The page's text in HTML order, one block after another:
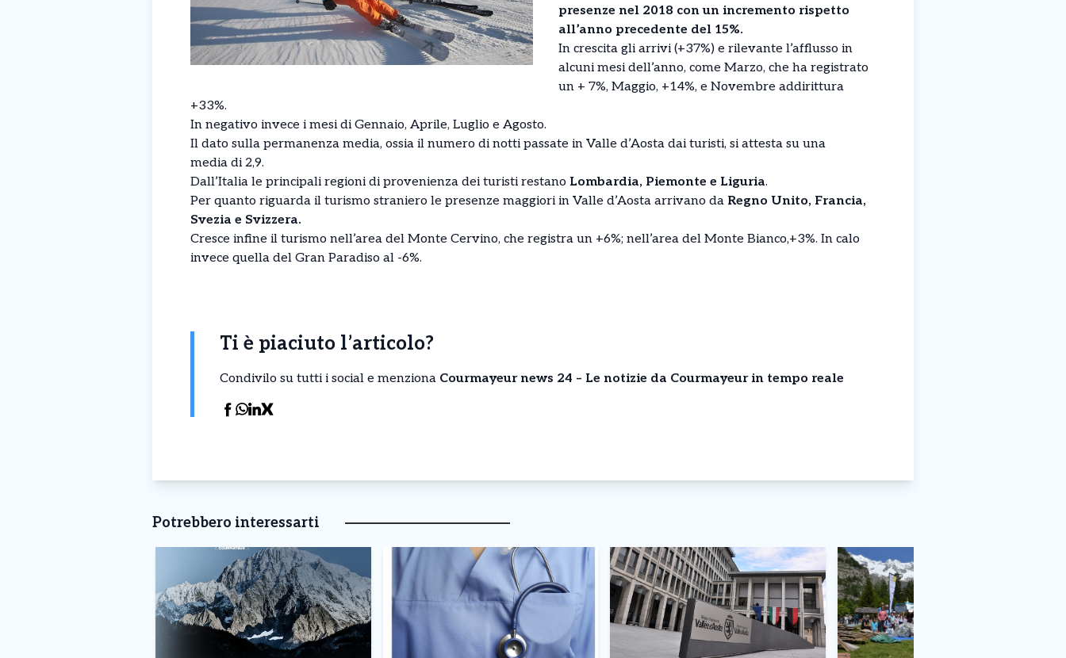
presenze nel 2018 con un incremento rispetto
all’anno precedente del 15%.
In crescita gli arrivi (+37%) e rilevante l’afflusso in
alcuni mesi dell’anno, come Marzo, che ha registrato
un + 7%, Maggio, +14%, e Novembre addirittura
+33%.
In negativo invece i mesi di Gennaio, Aprile, Luglio e Agosto.
Il dato sulla permanenza media, ossia il numero di notti passate in Valle d’Aosta dai turisti, si attesta su una
media di 2,9.
Dall’Italia le principali regioni di provenienza dei turisti restano Lombardia, Piemonte e Liguria.
Per quanto riguarda il turismo straniero le presenze maggiori in Valle d’Aosta arrivano da Regno Unito, Francia,
Svezia e Svizzera.
Cresce infine il turismo nell’area del Monte Cervino, che registra un +6%; nell’area del Monte Bianco,+3%. In calo
invece quella del Gran Paradiso al -6%.
Ti è piaciuto l’articolo?
Condivilo su tutti i social e menziona Courmayeur news 24 – Le notizie da Courmayeur in tempo reale
Potrebbero interessarti